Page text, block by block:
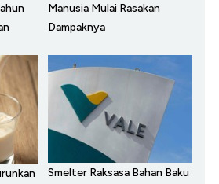
Manusia Mulai Rasakan
Dampaknya
Smelter Raksasa Bahan Baku